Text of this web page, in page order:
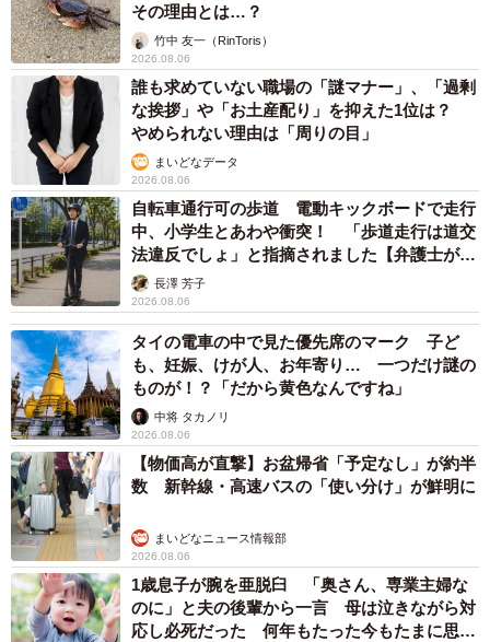
その理由とは…？
竹中 友一（RinToris）
2026.08.06
誰も求めていない職場の「謎マナー」、「過剰
な挨拶」や「お土産配り」を抑えた1位は？
やめられない理由は「周りの目」
まいどなデータ
2026.08.06
自転車通行可の歩道 電動キックボードで走行
中、小学生とあわや衝突！ 「歩道走行は道交
法違反でしょ」と指摘されました【弁護士が解
説】長澤 芳子
2026.08.06
タイの電車の中で見た優先席のマーク 子ど
も、妊娠、けが人、お年寄り… 一つだけ謎の
ものが！？「だから黄色なんですね」
中将 タカノリ
2026.08.06
【物価高が直撃】お盆帰省「予定なし」が約半
数 新幹線・高速バスの「使い分け」が鮮明に
まいどなニュース情報部
2026.08.06
1歳息子が腕を亜脱臼 「奥さん、専業主婦な
のに」と夫の後輩から一言 母は泣きながら対
応し必死だった 何年もたった今もたまに思い